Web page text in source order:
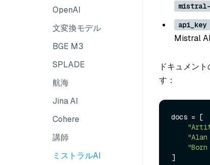
OpenAI
文変換モデル
BGE M3
SPLADE
航海
Jina AI
Cohere
講師
ミストラルAI
mistral-
api_key
Mistral
ドキュメン
す：
docs = [
]